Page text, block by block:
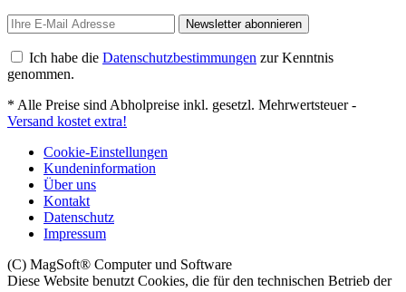
Newsletter abonnieren
Ich habe die Datenschutzbestimmungen zur Kenntnis
genommen.
* Alle Preise sind Abholpreise inkl. gesetzl. Mehrwertsteuer -
Versand kostet extra!
Cookie-Einstellungen
Kundeninformation
Über uns
Kontakt
Datenschutz
Impressum
(C) MagSoft® Computer und Software
Diese Website benutzt Cookies, die für den technischen Betrieb der